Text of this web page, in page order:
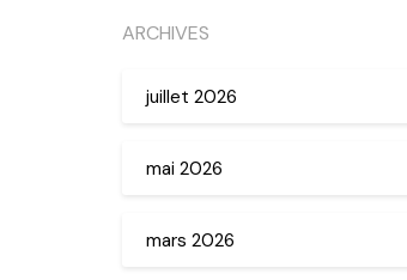
ARCHIVES
juillet 2026
mai 2026
mars 2026